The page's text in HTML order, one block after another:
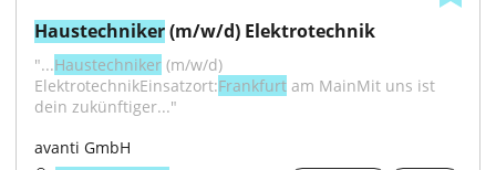
Haustechniker (m/w/d) Elektrotechnik
"...Haustechniker (m/w/d)
ElektrotechnikEinsatzort:Frankfurt am MainMit uns ist
dein zukünftiger..."
avanti GmbH